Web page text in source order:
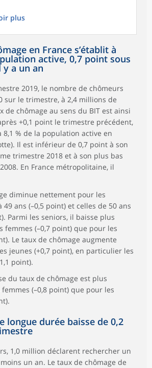
plus
en France s’établit à
active, 0,7 point sous
y a un an
2019, le nombre de chômeurs
sur le trimestre, à 2,4 millions de
de chômage au sens du BIT est ainsi
+0,1 point le trimestre précédent,
8,1 % de la population active en
Il est inférieur de 0,7 point à son
trimestre 2018 et à son plus bas
En France métropolitaine, il
diminue nettement pour les
49 ans (–0,5 point) et celles de 50 ans
Parmi les seniors, il baisse plus
femmes (–0,7 point) que pour les
Le taux de chômage augmente
jeunes (+0,7 point), en particulier les
point).
du taux de chômage est plus
(–0,8 point) que pour les
longue durée baisse de 0,2
1,0 million déclarent rechercher un
un an. Le taux de chômage de